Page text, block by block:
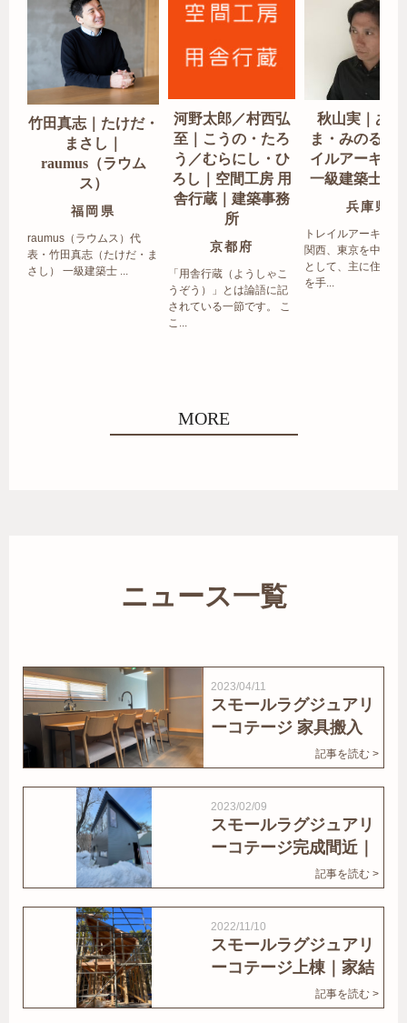
竹田真志｜たけだ・
まさし｜
raumus（ラウム
ス）
福岡県
raumus（ラウムス）代
表・竹田真志（たけだ・ま
さし） 一級建築士 ...
河野太郎／村西弘
至｜こうの・たろ
う／むらにし・ひ
ろし｜空間工房 用
舎行蔵｜建築事務
所
京都府
「用舎行蔵（ようしゃこ
うぞう）」とは論語に記
されている一節です。 こ
こ...
秋山実｜あき
ま・みのる｜
イルアーキテ
一級建築士事
兵庫県
トレイルアーキテク
関西、東京を中心エ
として、主に住宅の
を手...
MORE
ニュース一覧
2023/04/11
スモールラグジュアリ
ーコテージ 家具搬入
記事を読む >
2023/02/09
スモールラグジュアリ
ーコテージ完成間近｜
記事を読む >
2022/11/10
スモールラグジュアリ
ーコテージ上棟｜家結
記事を読む >